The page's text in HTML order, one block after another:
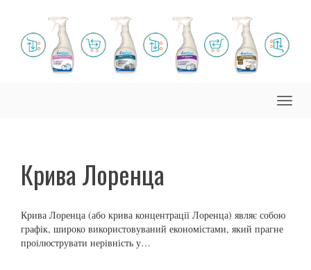
Toggle
Крива Лоренца
Крива Лоренца (або крива концентрації Лоренца) являє собою
графік, широко використовуваний економістами, який прагне
проілюструвати нерівність у…